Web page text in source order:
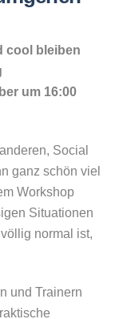
cool bleiben
um 16:00
Social
ganz schön viel
Workshop
Situationen
normal ist,
und Trainern